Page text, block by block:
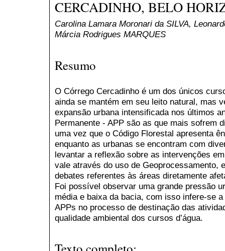
CERCADINHO, BELO
Carolina Lamara Moronari da SILVA,
Márcia Rodrigues MARQUES
Resumo
O Córrego Cercadinho é um dos únicos
ainda se mantém em seu leito natural, mas
expansão urbana intensificada nos últimos
Permanente - APP são as que mais sofrem
uma vez que o Código Florestal apresenta
enquanto as urbanas se encontram com
levantar a reflexão sobre as intervenções
vale através do uso de Geoprocessamento,
debates referentes às áreas diretamente
Foi possível observar uma grande pressão
média e baixa da bacia, com isso infere-se
APPs no processo de destinação das
qualidade ambiental dos cursos d’água.